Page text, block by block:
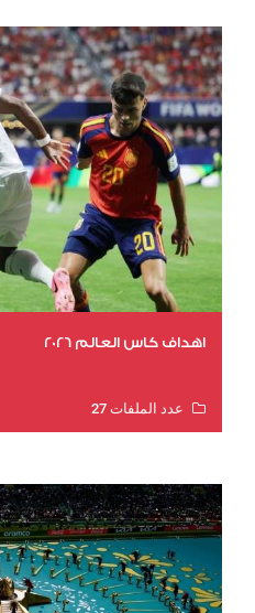
اهداف كاس العالم 2026
عدد الملفات 27